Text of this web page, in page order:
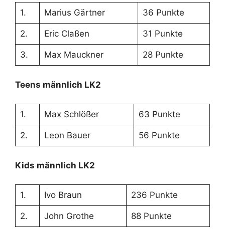
1. Marius Gärtner 36 Punkte
2. Eric Claßen 31 Punkte
3. Max Mauckner 28 Punkte
Teens männlich LK2
1. Max Schlößer 63 Punkte
2. Leon Bauer 56 Punkte
Kids männlich LK2
1. Ivo Braun 236 Punkte
2. John Grothe 88 Punkte